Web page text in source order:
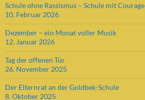
Schule ohne Rassismus – Schule mit Courage
10. Februar 2026
Dezember – ein Monat voller Musik
12. Januar 2026
Tag der offenen Tür
26. November 2025
Der Elternrat an der Goldbek-Schule
8. Oktober 2025